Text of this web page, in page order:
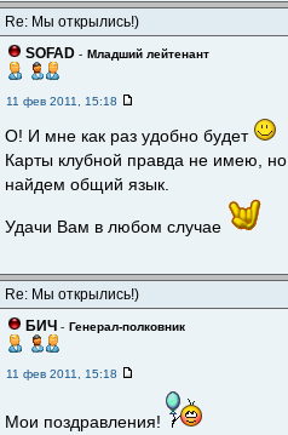
Re: Мы открылись!)
SOFAD - Младший лейтенант
11 фев 2011, 15:18
О! И мне как раз удобно будет
Карты клубной правда не имею,
найдем общий язык.
Удачи Вам в любом случае
Re: Мы открылись!)
БИЧ - Генерал-полковник
11 фев 2011, 15:18
Мои поздравления!